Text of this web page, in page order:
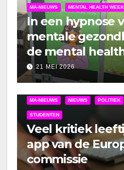
MA-NIEUWS MENTAL HEALTH WEEK
In een hypnose
mentale
de mental
21 MEI 2026
MA-NIEUWS NIEUWS POLITIEK
STUDENTEN
Veel kritiek
app van de
commissie